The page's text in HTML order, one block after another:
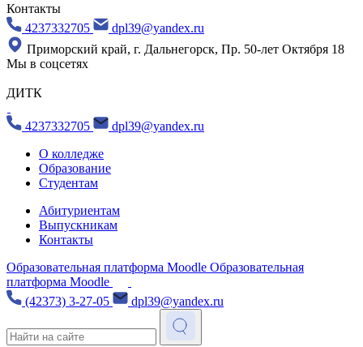
Контакты
4237332705
dpl39@yandex.ru
Приморский край, г. Дальнегорск, Пр. 50-лет Октября 18
Мы в соцсетях
ДИТК
4237332705
dpl39@yandex.ru
О колледже
Образование
Студентам
Абитуриентам
Выпускникам
Контакты
Образовательная платформа Moodle Образовательная
платформа Moodle
(42373) 3-27-05
dpl39@yandex.ru